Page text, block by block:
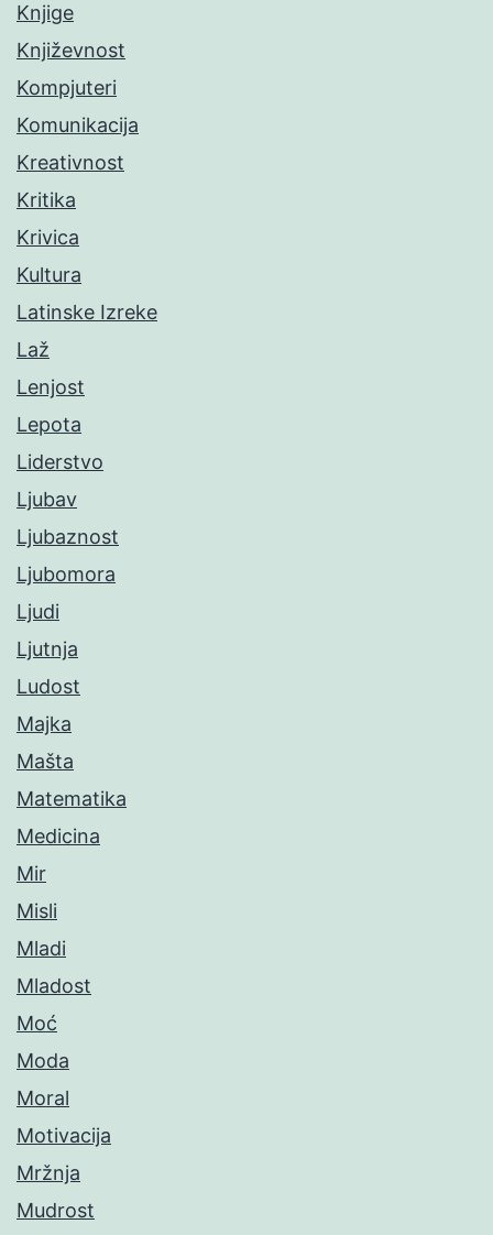
Knjige
Književnost
Kompjuteri
Komunikacija
Kreativnost
Kritika
Krivica
Kultura
Latinske Izreke
Laž
Lenjost
Lepota
Liderstvo
Ljubav
Ljubaznost
Ljubomora
Ljudi
Ljutnja
Ludost
Majka
Mašta
Matematika
Medicina
Mir
Misli
Mladi
Mladost
Moć
Moda
Moral
Motivacija
Mržnja
Mudrost